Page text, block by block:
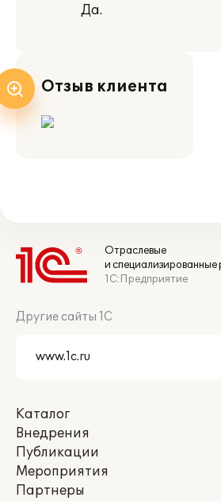
Да.
Отзыв клиента
Отраслевые
и специализированные
1С:Предприятие
Другие сайты 1С
Каталог
Внедрения
Публикации
Мероприятия
Партнеры